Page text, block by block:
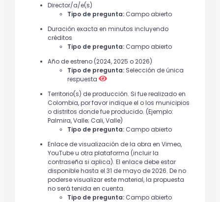
Director/a/e(s)
Tipo de pregunta: Campo abierto
Duración exacta en minutos incluyendo
créditos
Tipo de pregunta: Campo abierto
Año de estreno (2024, 2025 o 2026)
Tipo de pregunta: Selección de única
respuesta
Territorio(s) de producción. Si fue realizado en
Colombia, por favor indique el o los municipios
o distritos donde fue producido. (Ejemplo:
Palmira, Valle; Cali, Valle)
Tipo de pregunta: Campo abierto
Enlace de visualización de la obra en Vimeo,
YouTube u otra plataforma (incluir la
contraseña si aplica). El enlace debe estar
disponible hasta el 31 de mayo de 2026. De no
poderse visualizar este material, la propuesta
no será tenida en cuenta.
Tipo de pregunta: Campo abierto